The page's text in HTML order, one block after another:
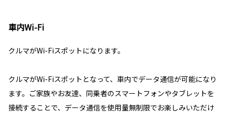
車内Wi-Fi
クルマがWi-Fiスポットになります。
クルマがWi-Fiスポットとなって、車内でデータ通信が可能になり
ます。ご家族やお友達、同乗者のスマートフォンやタブレットを
接続することで、データ通信を使用量無制限でお楽しみいただけ